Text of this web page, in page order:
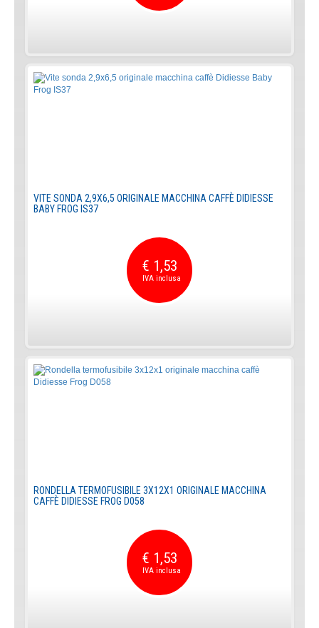
VITE SONDA 2,9X6,5 ORIGINALE MACCHINA CAFFÈ DIDIESSE
BABY FROG IS37
€ 1,53
RONDELLA TERMOFUSIBILE 3X12X1 ORIGINALE MACCHINA
CAFFÈ DIDIESSE FROG D058
€ 1,53